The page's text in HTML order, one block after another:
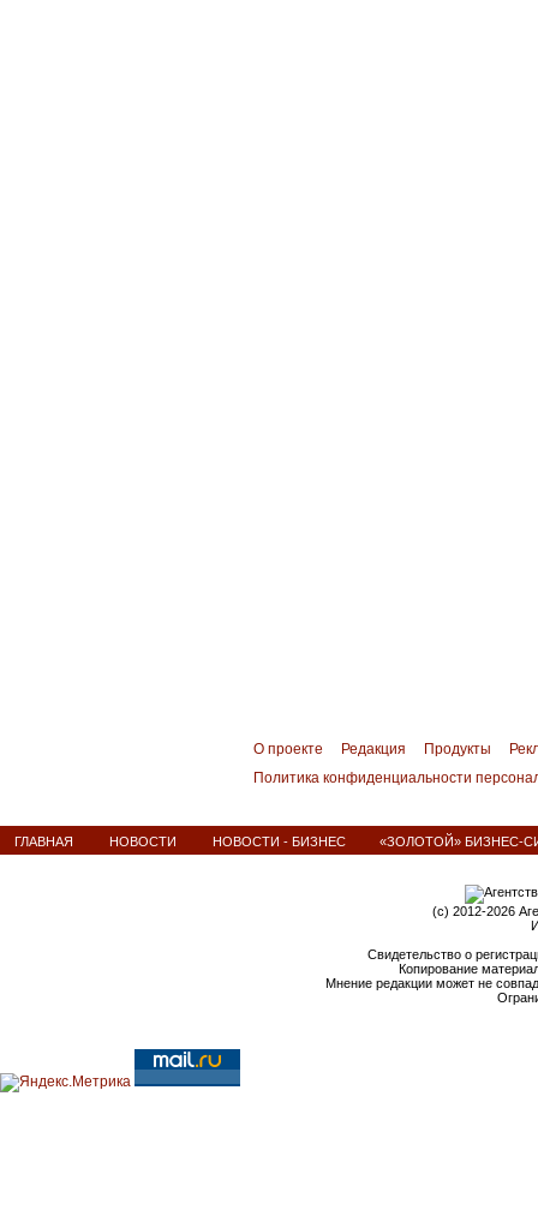
О проекте Редакция Продукты
Политика конфиденциальности
ГЛАВНАЯ НОВОСТИ НОВОСТИ - БИЗНЕС «ЗОЛОТОЙ» БИЗНЕС-
(c) 2012-2026
Свидетельство о
Копирование
Мнение редакции может не